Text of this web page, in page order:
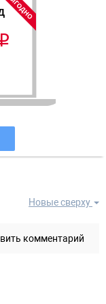
Новые сверху
комментарий